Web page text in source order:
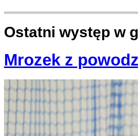
Ostatni występ w
Mrozek z